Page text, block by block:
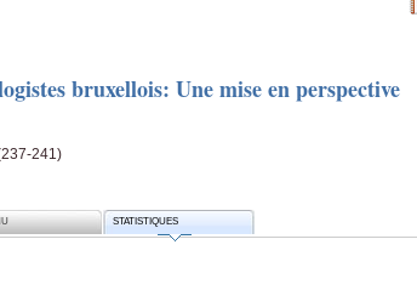
bruxellois: Une mise en perspective
241)
STATISTIQUES